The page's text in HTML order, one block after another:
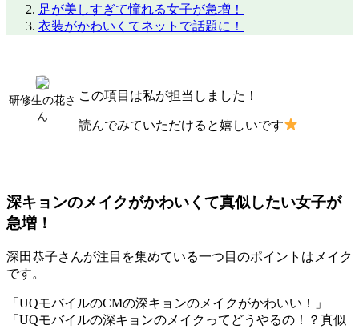
足が美しすぎて憧れる女子が急増！
衣装がかわいくてネットで話題に！
研修生の花さ
ん
この項目は私が担当しました！
読んでみていただけると嬉しいです
深キョンのメイクがかわいくて真似したい女子が
急増！
深田恭子さんが注目を集めている一つ目のポイントはメイク
です。
「UQモバイルのCMの深キョンのメイクがかわいい！」
「UQモバイルの深キョンのメイクってどうやるの！？真似